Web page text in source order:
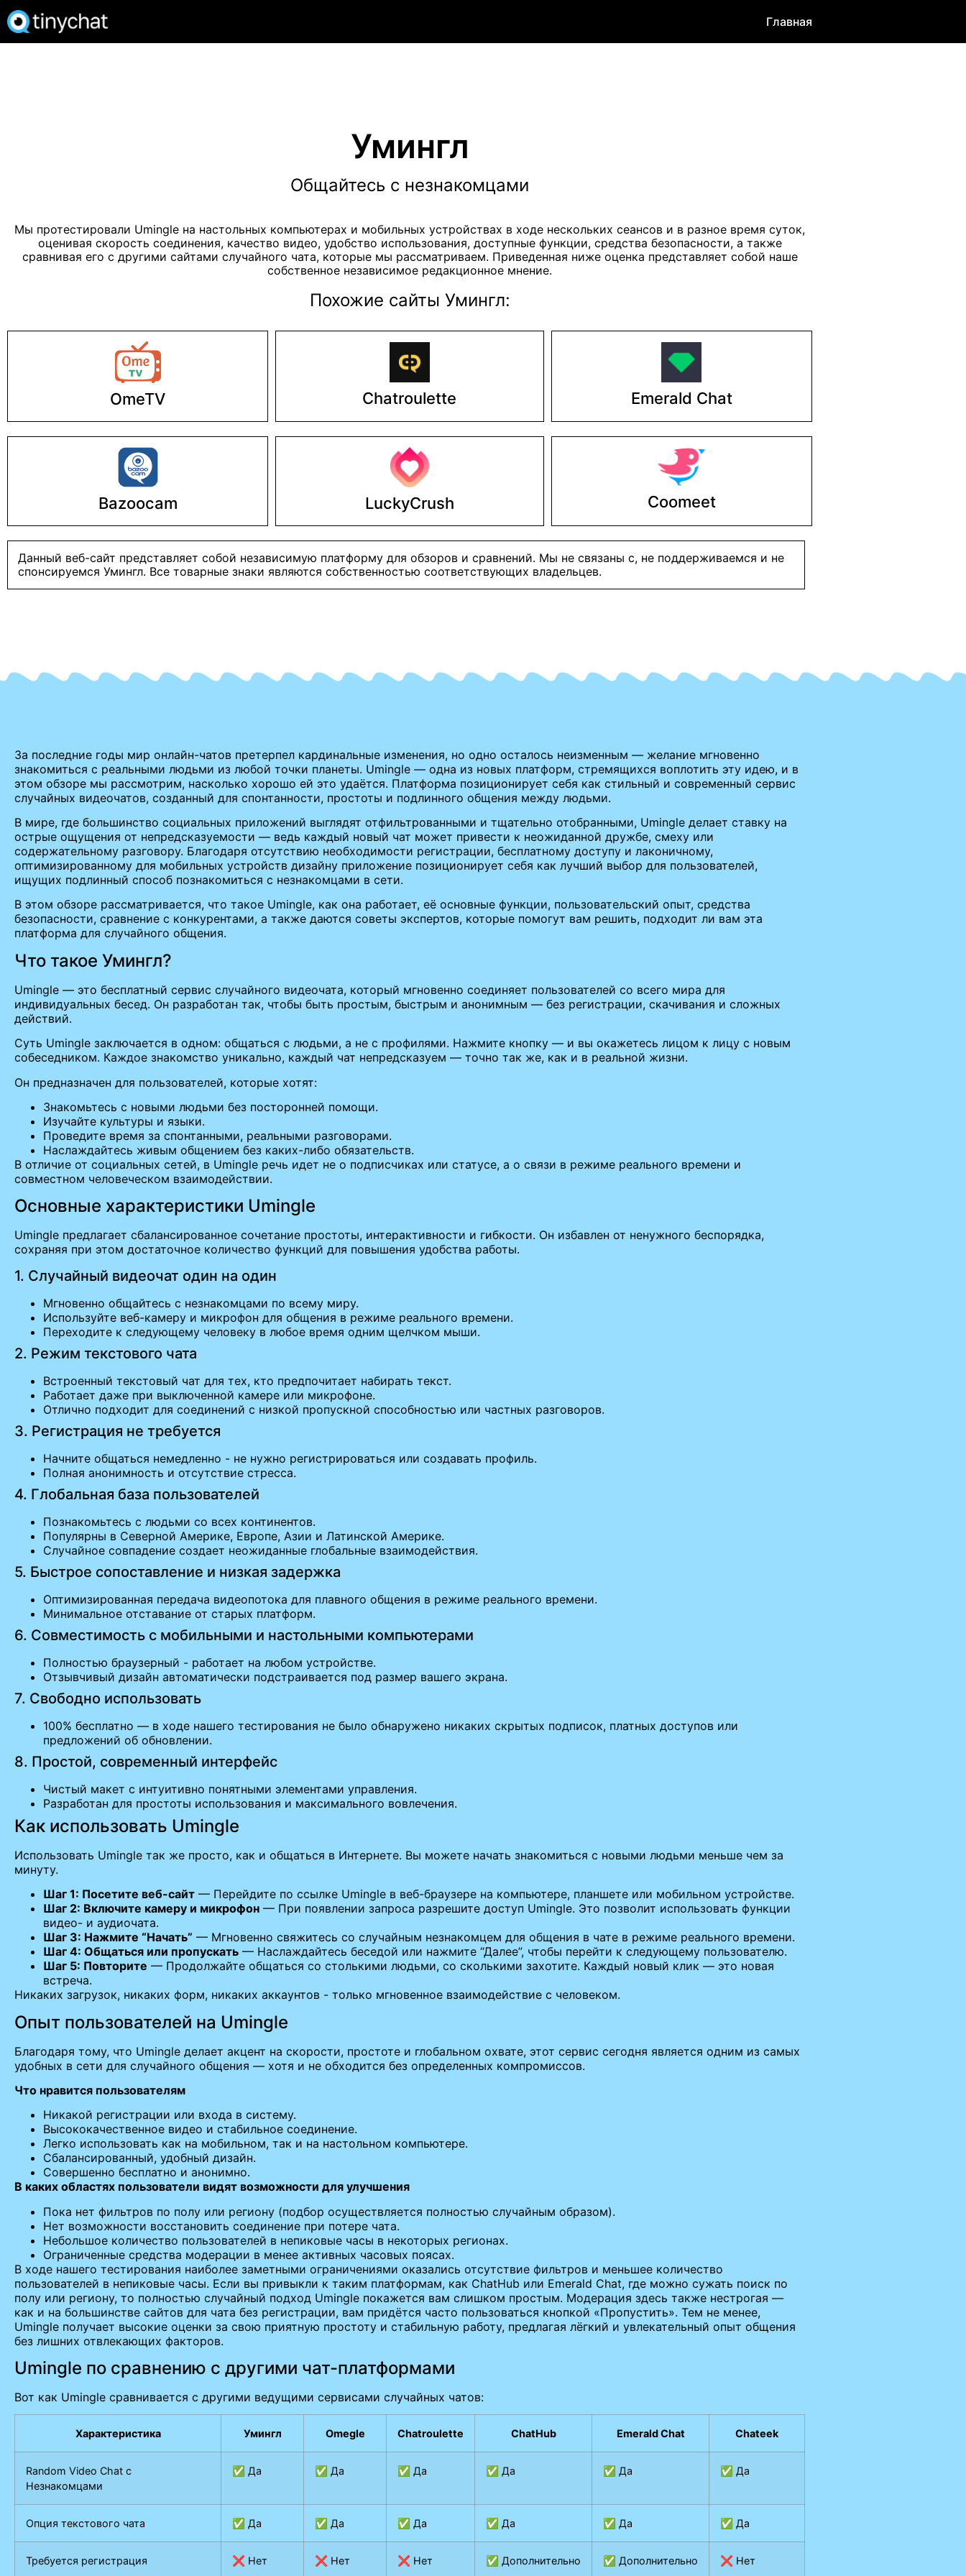
Главная
Умингл
Общайтесь с незнакомцами
Мы протестировали Umingle на настольных компьютерах и мобильных устройствах в ходе нескольких сеансов и в разное время суток,
оценивая скорость соединения, качество видео, удобство использования, доступные функции, средства безопасности, а также
сравнивая его с другими сайтами случайного чата, которые мы рассматриваем. Приведенная ниже оценка представляет собой наше
собственное независимое редакционное мнение.
Похожие сайты Умингл:
OmeTV Chatroulette Emerald Chat
Bazoocam LuckyCrush Coomeet
Данный веб-сайт представляет собой независимую платформу для обзоров и сравнений. Мы не связаны с, не поддерживаемся и не
спонсируемся Умингл. Все товарные знаки являются собственностью соответствующих владельцев.
За последние годы мир онлайн-чатов претерпел кардинальные изменения, но одно осталось неизменным — желание мгновенно
знакомиться с реальными людьми из любой точки планеты. Umingle — одна из новых платформ, стремящихся воплотить эту идею, и в
этом обзоре мы рассмотрим, насколько хорошо ей это удаётся. Платформа позиционирует себя как стильный и современный сервис
случайных видеочатов, созданный для спонтанности, простоты и подлинного общения между людьми.
В мире, где большинство социальных приложений выглядят отфильтрованными и тщательно отобранными, Umingle делает ставку на
острые ощущения от непредсказуемости — ведь каждый новый чат может привести к неожиданной дружбе, смеху или
содержательному разговору. Благодаря отсутствию необходимости регистрации, бесплатному доступу и лаконичному,
оптимизированному для мобильных устройств дизайну приложение позиционирует себя как лучший выбор для пользователей,
ищущих подлинный способ познакомиться с незнакомцами в сети.
В этом обзоре рассматривается, что такое Umingle, как она работает, её основные функции, пользовательский опыт, средства
безопасности, сравнение с конкурентами, а также даются советы экспертов, которые помогут вам решить, подходит ли вам эта
платформа для случайного общения.
Что такое Умингл?
Umingle — это бесплатный сервис случайного видеочата, который мгновенно соединяет пользователей со всего мира для
индивидуальных бесед. Он разработан так, чтобы быть простым, быстрым и анонимным — без регистрации, скачивания и сложных
действий.
Суть Umingle заключается в одном: общаться с людьми, а не с профилями. Нажмите кнопку — и вы окажетесь лицом к лицу с новым
собеседником. Каждое знакомство уникально, каждый чат непредсказуем — точно так же, как и в реальной жизни.
Он предназначен для пользователей, которые хотят:
Знакомьтесь с новыми людьми без посторонней помощи.
Изучайте культуры и языки.
Проведите время за спонтанными, реальными разговорами.
Наслаждайтесь живым общением без каких-либо обязательств.
В отличие от социальных сетей, в Umingle речь идет не о подписчиках или статусе, а о связи в режиме реального времени и
совместном человеческом взаимодействии.
Основные характеристики Umingle
Umingle предлагает сбалансированное сочетание простоты, интерактивности и гибкости. Он избавлен от ненужного беспорядка,
сохраняя при этом достаточное количество функций для повышения удобства работы.
1. Случайный видеочат один на один
Мгновенно общайтесь с незнакомцами по всему миру.
Используйте веб-камеру и микрофон для общения в режиме реального времени.
Переходите к следующему человеку в любое время одним щелчком мыши.
2. Режим текстового чата
Встроенный текстовый чат для тех, кто предпочитает набирать текст.
Работает даже при выключенной камере или микрофоне.
Отлично подходит для соединений с низкой пропускной способностью или частных разговоров.
3. Регистрация не требуется
Начните общаться немедленно - не нужно регистрироваться или создавать профиль.
Полная анонимность и отсутствие стресса.
4. Глобальная база пользователей
Познакомьтесь с людьми со всех континентов.
Популярны в Северной Америке, Европе, Азии и Латинской Америке.
Случайное совпадение создает неожиданные глобальные взаимодействия.
5. Быстрое сопоставление и низкая задержка
Оптимизированная передача видеопотока для плавного общения в режиме реального времени.
Минимальное отставание от старых платформ.
6. Совместимость с мобильными и настольными компьютерами
Полностью браузерный - работает на любом устройстве.
Отзывчивый дизайн автоматически подстраивается под размер вашего экрана.
7. Свободно использовать
100% бесплатно — в ходе нашего тестирования не было обнаружено никаких скрытых подписок, платных доступов или
предложений об обновлении.
8. Простой, современный интерфейс
Чистый макет с интуитивно понятными элементами управления.
Разработан для простоты использования и максимального вовлечения.
Как использовать Umingle
Использовать Umingle так же просто, как и общаться в Интернете. Вы можете начать знакомиться с новыми людьми меньше чем за
минуту.
Шаг 1: Посетите веб-сайт — Перейдите по ссылке Umingle в веб-браузере на компьютере, планшете или мобильном устройстве.
Шаг 2: Включите камеру и микрофон — При появлении запроса разрешите доступ Umingle. Это позволит использовать функции
видео- и аудиочата.
Шаг 3: Нажмите “Начать” — Мгновенно свяжитесь со случайным незнакомцем для общения в чате в режиме реального времени.
Шаг 4: Общаться или пропускать — Наслаждайтесь беседой или нажмите “Далее”, чтобы перейти к следующему пользователю.
Шаг 5: Повторите — Продолжайте общаться со столькими людьми, со сколькими захотите. Каждый новый клик — это новая
встреча.
Никаких загрузок, никаких форм, никаких аккаунтов - только мгновенное взаимодействие с человеком.
Опыт пользователей на Umingle
Благодаря тому, что Umingle делает акцент на скорости, простоте и глобальном охвате, этот сервис сегодня является одним из самых
удобных в сети для случайного общения — хотя и не обходится без определенных компромиссов.
Что нравится пользователям
Никакой регистрации или входа в систему.
Высококачественное видео и стабильное соединение.
Легко использовать как на мобильном, так и на настольном компьютере.
Сбалансированный, удобный дизайн.
Совершенно бесплатно и анонимно.
В каких областях пользователи видят возможности для улучшения
Пока нет фильтров по полу или региону (подбор осуществляется полностью случайным образом).
Нет возможности восстановить соединение при потере чата.
Небольшое количество пользователей в непиковые часы в некоторых регионах.
Ограниченные средства модерации в менее активных часовых поясах.
В ходе нашего тестирования наиболее заметными ограничениями оказались отсутствие фильтров и меньшее количество
пользователей в непиковые часы. Если вы привыкли к таким платформам, как ChatHub или Emerald Chat, где можно сужать поиск по
полу или региону, то полностью случайный подход Umingle покажется вам слишком простым. Модерация здесь также нестрогая —
как и на большинстве сайтов для чата без регистрации, вам придётся часто пользоваться кнопкой «Пропустить». Тем не менее,
Umingle получает высокие оценки за свою приятную простоту и стабильную работу, предлагая лёгкий и увлекательный опыт общения
без лишних отвлекающих факторов.
Umingle по сравнению с другими чат-платформами
Вот как Umingle сравнивается с другими ведущими сервисами случайных чатов:
Характеристика Умингл Omegle Chatroulette ChatHub Emerald Chat Chateek
Random Video Chat с
Незнакомцами
✅ Да ✅ Да ✅ Да ✅ Да ✅ Да ✅ Да
Опция текстового чата ✅ Да ✅ Да ✅ Да ✅ Да ✅ Да ✅ Да
Требуется регистрация ❌ Нет ❌ Нет ❌ Нет ✅ Дополнительно ✅ Дополнительно ❌ Нет